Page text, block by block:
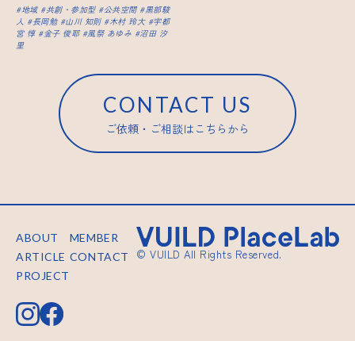
地域 共創・参加型 公共空間
黒部駿
人
長岡勉 山川 知則 木村 玲大
宇都
宮 惇
金子 俊耶 風祭 あゆみ
沼田 汐
里
CONTACT US
ご依頼・ご相談はこちらから
ABOUT
ARTICLE
PROJECT
MEMBER
CONTACT
© VUILD All Rights Reserved.